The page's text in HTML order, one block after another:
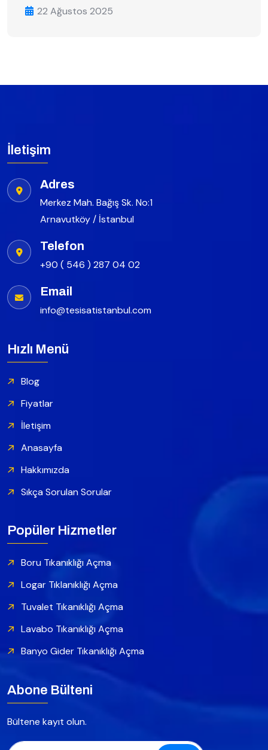
22 Ağustos 2025
İletişim
Adres
Merkez Mah. Bağış Sk. No:1
Arnavutköy / İstanbul
Telefon
+90 ( 546 ) 287 04 02
Email
info@tesisatistanbul.com
Hızlı Menü
Blog
Fiyatlar
İletişim
Anasayfa
Hakkımızda
Sıkça Sorulan Sorular
Popüler Hizmetler
Boru Tıkanıklığı Açma
Logar Tıklanıklığı Açma
Tuvalet Tıkanıklığı Açma
Lavabo Tıkanıklığı Açma
Banyo Gider Tıkanıklığı Açma
Abone Bülteni
Bültene kayıt olun.